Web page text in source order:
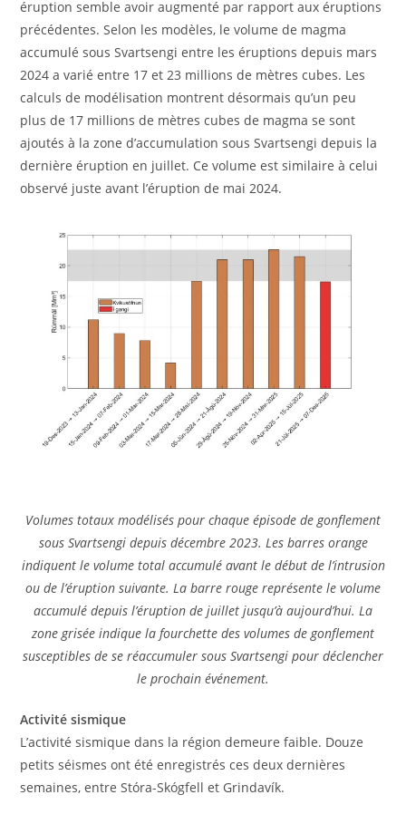
éruption semble avoir augmenté par rapport aux éruptions
précédentes. Selon les modèles, le volume de magma
accumulé sous Svartsengi entre les éruptions depuis mars
2024 a varié entre 17 et 23 millions de mètres cubes. Les
calculs de modélisation montrent désormais qu’un peu
plus de 17 millions de mètres cubes de magma se sont
ajoutés à la zone d’accumulation sous Svartsengi depuis la
dernière éruption en juillet. Ce volume est similaire à celui
observé juste avant l’éruption de mai 2024.
Volumes totaux modélisés pour chaque épisode de gonflement
sous Svartsengi depuis décembre 2023. Les barres orange
indiquent le volume total accumulé avant le début de l’intrusion
ou de l’éruption suivante. La barre rouge représente le volume
accumulé depuis l’éruption de juillet jusqu’à aujourd’hui. La
zone grisée indique la fourchette des volumes de gonflement
susceptibles de se réaccumuler sous Svartsengi pour déclencher
le prochain événement.
Activité sismique
L’activité sismique dans la région demeure faible. Douze
petits séismes ont été enregistrés ces deux dernières
semaines, entre Stóra-Skógfell et Grindavík.